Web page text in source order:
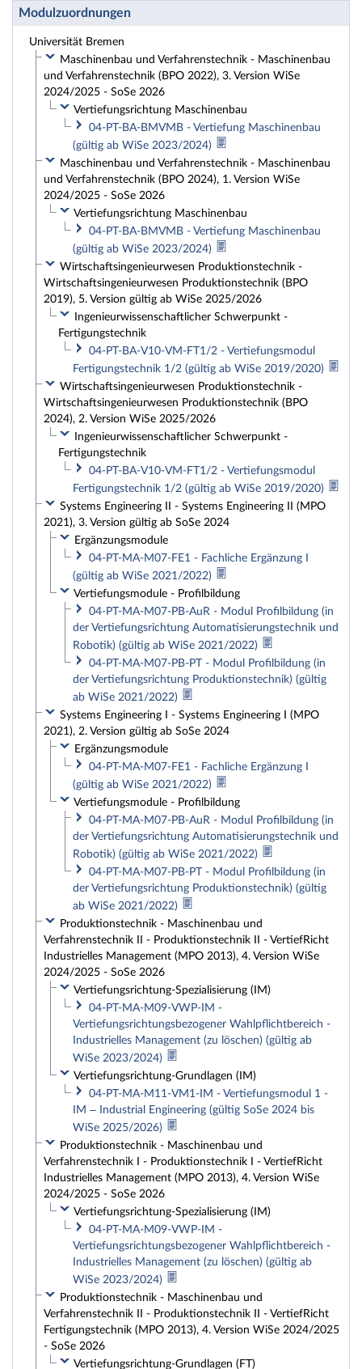
Modulzuordnungen
Universität Bremen
Maschinenbau und Verfahrenstechnik - Maschinenbau
und Verfahrenstechnik (BPO 2022), 3. Version WiSe
2024/2025 - SoSe 2026
Vertiefungsrichtung Maschinenbau
04-PT-BA-BMVMB - Vertiefung Maschinenbau
(gültig ab WiSe 2023/2024)
Maschinenbau und Verfahrenstechnik - Maschinenbau
und Verfahrenstechnik (BPO 2024), 1. Version WiSe
2024/2025 - SoSe 2026
Vertiefungsrichtung Maschinenbau
04-PT-BA-BMVMB - Vertiefung Maschinenbau
(gültig ab WiSe 2023/2024)
Wirtschaftsingenieurwesen Produktionstechnik -
Wirtschaftsingenieurwesen Produktionstechnik (BPO
2019), 5. Version gültig ab WiSe 2025/2026
Ingenieurwissenschaftlicher Schwerpunkt -
Fertigungstechnik
04-PT-BA-V10-VM-FT1/2 - Vertiefungsmodul
Fertigungstechnik 1/2 (gültig ab WiSe 2019/2020)
Wirtschaftsingenieurwesen Produktionstechnik -
Wirtschaftsingenieurwesen Produktionstechnik (BPO
2024), 2. Version WiSe 2025/2026
Ingenieurwissenschaftlicher Schwerpunkt -
Fertigungstechnik
04-PT-BA-V10-VM-FT1/2 - Vertiefungsmodul
Fertigungstechnik 1/2 (gültig ab WiSe 2019/2020)
Systems Engineering II - Systems Engineering II (MPO
2021), 3. Version gültig ab SoSe 2024
Ergänzungsmodule
04-PT-MA-M07-FE1 - Fachliche Ergänzung I
(gültig ab WiSe 2021/2022)
Vertiefungsmodule - Profilbildung
04-PT-MA-M07-PB-AuR - Modul Profilbildung (in
der Vertiefungsrichtung Automatisierungstechnik und
Robotik) (gültig ab WiSe 2021/2022)
04-PT-MA-M07-PB-PT - Modul Profilbildung (in
der Vertiefungsrichtung Produktionstechnik) (gültig
ab WiSe 2021/2022)
Systems Engineering I - Systems Engineering I (MPO
2021), 2. Version gültig ab SoSe 2024
Ergänzungsmodule
04-PT-MA-M07-FE1 - Fachliche Ergänzung I
(gültig ab WiSe 2021/2022)
Vertiefungsmodule - Profilbildung
04-PT-MA-M07-PB-AuR - Modul Profilbildung (in
der Vertiefungsrichtung Automatisierungstechnik und
Robotik) (gültig ab WiSe 2021/2022)
04-PT-MA-M07-PB-PT - Modul Profilbildung (in
der Vertiefungsrichtung Produktionstechnik) (gültig
ab WiSe 2021/2022)
Produktionstechnik - Maschinenbau und
Verfahrenstechnik II - Produktionstechnik II - VertiefRicht
Industrielles Management (MPO 2013), 4. Version WiSe
2024/2025 - SoSe 2026
Vertiefungsrichtung-Spezialisierung (IM)
04-PT-MA-M09-VWP-IM -
Vertiefungsrichtungsbezogener Wahlpflichtbereich -
Industrielles Management (zu löschen) (gültig ab
WiSe 2023/2024)
Vertiefungsrichtung-Grundlagen (IM)
04-PT-MA-M11-VM1-IM - Vertiefungsmodul 1 -
IM – Industrial Engineering (gültig SoSe 2024 bis
WiSe 2025/2026)
Produktionstechnik - Maschinenbau und
Verfahrenstechnik I - Produktionstechnik I - VertiefRicht
Industrielles Management (MPO 2013), 4. Version WiSe
2024/2025 - SoSe 2026
Vertiefungsrichtung-Spezialisierung (IM)
04-PT-MA-M09-VWP-IM -
Vertiefungsrichtungsbezogener Wahlpflichtbereich -
Industrielles Management (zu löschen) (gültig ab
WiSe 2023/2024)
Produktionstechnik - Maschinenbau und
Verfahrenstechnik II - Produktionstechnik II - VertiefRicht
Fertigungstechnik (MPO 2013), 4. Version WiSe 2024/2025
- SoSe 2026
Vertiefungsrichtung-Grundlagen (FT)